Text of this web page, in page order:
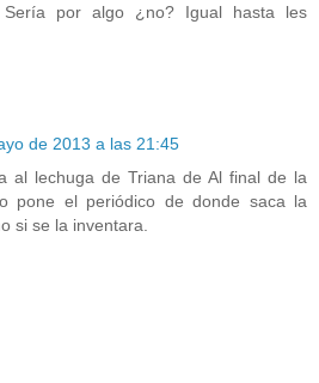
Sería por algo ¿no? Igual hasta les
de 2013 a las 21:45
al lechuga de Triana de Al final de la
pone el periódico de donde saca la
si se la inventara.